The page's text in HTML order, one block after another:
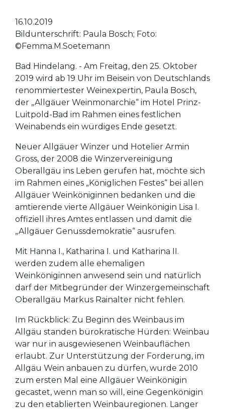
16.10.2019
Bildunterschrift: Paula Bosch; Foto:
©Femma.M.Soetemann
Bad Hindelang. - Am Freitag, den 25. Oktober
2019 wird ab 19 Uhr im Beisein von Deutschlands
renommiertester Weinexpertin, Paula Bosch,
der „Allgäuer Weinmonarchie“ im Hotel Prinz-
Luitpold-Bad im Rahmen eines festlichen
Weinabends ein würdiges Ende gesetzt.
Neuer Allgäuer Winzer und Hotelier Armin
Gross, der 2008 die Winzervereinigung
Oberallgäu ins Leben gerufen hat, möchte sich
im Rahmen eines „Königlichen Festes“ bei allen
Allgäuer Weinköniginnen bedanken und die
amtierende vierte Allgäuer Weinkönigin Lisa I.
offiziell ihres Amtes entlassen und damit die
„Allgäuer Genussdemokratie“ ausrufen.
Mit Hanna I., Katharina I. und Katharina II.
werden zudem alle ehemaligen
Weinköniginnen anwesend sein und natürlich
darf der Mitbegründer der Winzergemeinschaft
Oberallgäu Markus Rainalter nicht fehlen.
Im Rückblick: Zu Beginn des Weinbaus im
Allgäu standen bürokratische Hürden: Weinbau
war nur in ausgewiesenen Weinbauflächen
erlaubt. Zur Unterstützung der Forderung, im
Allgäu Wein anbauen zu dürfen, wurde 2010
zum ersten Mal eine Allgäuer Weinkönigin
gecastet, wenn man so will, eine Gegenkönigin
zu den etablierten Weinbauregionen. Langer